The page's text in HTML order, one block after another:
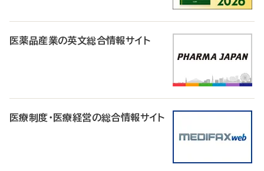
医薬品産業の英文総合情報サイト
医療制度・医療経営の総合情報サイト